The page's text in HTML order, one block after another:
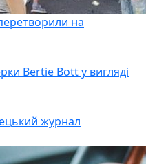
на
Bertie Bott у вигляді
журнал